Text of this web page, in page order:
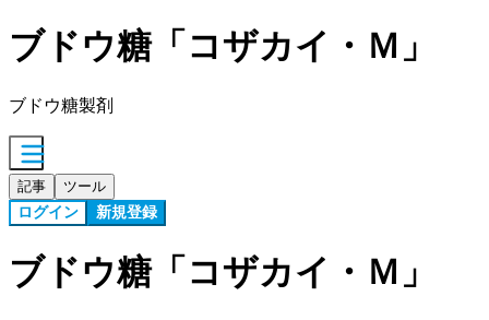
ブドウ糖「コザカイ・Ｍ」
ブドウ糖製剤
記事 ツール
ログイン 新規登録
ブドウ糖「コザカイ・Ｍ」